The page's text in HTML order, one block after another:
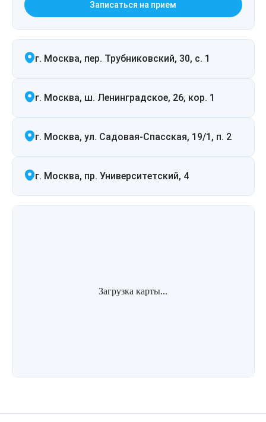
Записаться на прием
г. Москва, пер. Трубниковский, 30, с. 1
г. Москва, ш. Ленинградское, 26, кор. 1
г. Москва, ул. Садовая-Спасская, 19/1, п. 2
г. Москва, пр. Университетский, 4
Загрузка карты...
Интимное лазерное омоложение
Лазерная подтяжка кожи живота
Лазерная подтяжка кожи на бедрах и коленях
Лазерное омоложение груди